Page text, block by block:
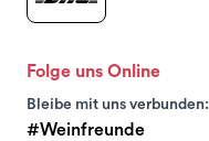
Folge uns Online
Bleibe mit uns verbunden:
#Weinfreunde